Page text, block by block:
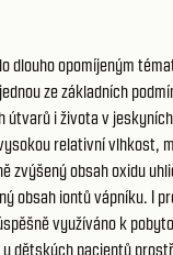
dlouho opomíjeným
ze základních
i života v
relativní vlhkost,
zvýšený obsah oxidu
obsah iontů vápníku. I
využíváno k
dětských pacientů